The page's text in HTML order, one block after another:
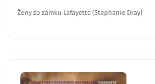
Ženy zo zámku Lafayette (Stephanie Dray)